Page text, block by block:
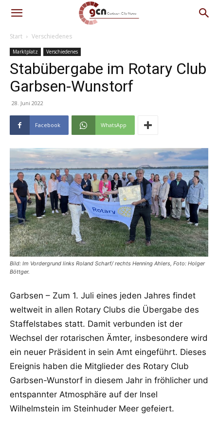
Start Verschiedenes
Marktplatz Verschiedenes
Stabübergabe im Rotary Club
Garbsen-Wunstorf
28. Juni 2022
Facebook WhatsApp
Bild: Im Vordergrund links Roland Scharf/ rechts Henning Ahlers, Foto: Holger
Böttger.
Garbsen – Zum 1. Juli eines jeden Jahres findet
weltweit in allen Rotary Clubs die Übergabe des
Staffelstabes statt. Damit verbunden ist der
Wechsel der rotarischen Ämter, insbesondere wird
ein neuer Präsident in sein Amt eingeführt. Dieses
Ereignis haben die Mitglieder des Rotary Club
Garbsen-Wunstorf in diesem Jahr in fröhlicher und
entspannter Atmosphäre auf der Insel
Wilhelmstein im Steinhuder Meer gefeiert.